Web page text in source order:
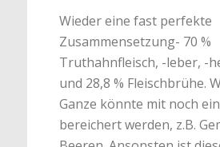
Wieder eine fast perfekte
Zusammensetzung- 70 %
Truthahnfleisch, -leber, -
und 28,8 % Fleischbrühe.
Ganze könnte mit noch
bereichert werden, z.B.